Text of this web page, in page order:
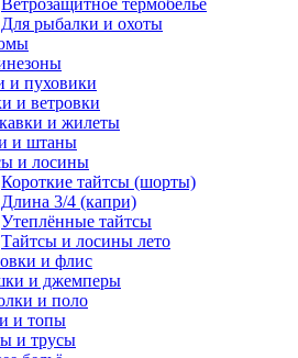
Ветрозащитное термобелье
Для рыбалки и охоты
и пуховики
и ветровки
и жилеты
и штаны
и лосины
Короткие тайтсы (шорты)
Длина 3/4 (капри)
Утеплённые тайтсы
Тайтсы и лосины лето
и флис
и джемперы
и поло
и топы
и трусы